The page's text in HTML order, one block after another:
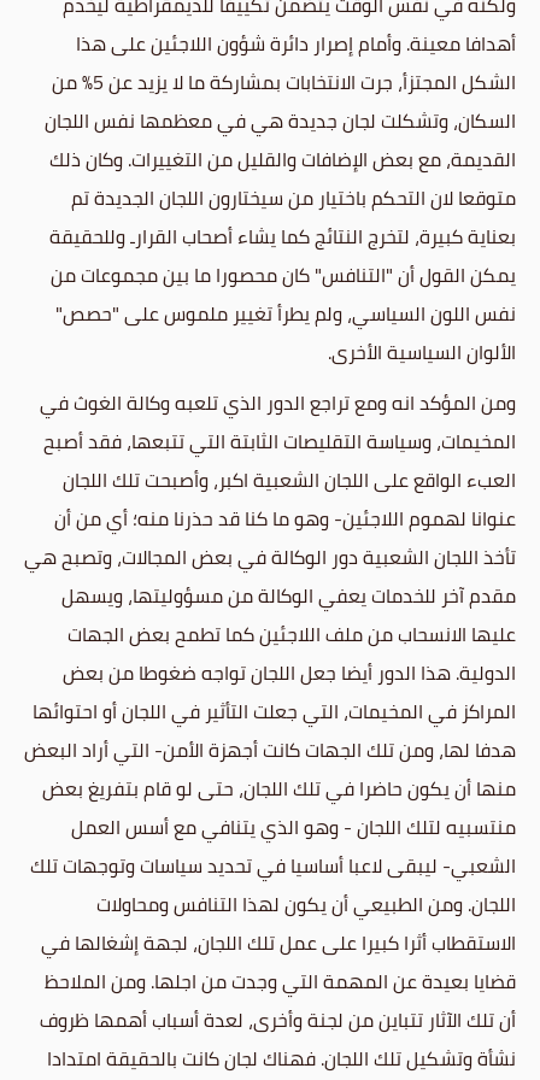
أهدافا معينة. وأمام إصرار دائرة شؤون اللاجئين على هذا
الشكل المجتزأ، جرت الانتخابات بمشاركة ما لا يزيد عن 5% من
السكان، وتشكلت لجان جديدة هي في معظمها نفس اللجان
القديمة، مع بعض الإضافات والقليل من التغييرات. وكان ذلك
متوقعا لان التحكم باختيار من سيختارون اللجان الجديدة تم
بعناية كبيرة، لتخرج النتائج كما يشاء أصحاب القرارـ وللحقيقة
يمكن القول أن "التنافس" كان محصورا ما بين مجموعات من
نفس اللون السياسي، ولم يطرأ تغيير ملموس على "حصص"
الألوان السياسية الأخرى.
ومن المؤكد انه ومع تراجع الدور الذي تلعبه وكالة الغوث في
المخيمات، وسياسة التقليصات الثابتة التي تتبعها، فقد أصبح
العبء الواقع على اللجان الشعبية اكبر، وأصبحت تلك اللجان
عنوانا لهموم اللاجئين- وهو ما كنا قد حذرنا منه؛ أي من أن
تأخذ اللجان الشعبية دور الوكالة في بعض المجالات، وتصبح هي
مقدم آخر للخدمات يعفي الوكالة من مسؤوليتها، ويسهل
عليها الانسحاب من ملف اللاجئين كما تطمح بعض الجهات
الدولية. هذا الدور أيضا جعل اللجان تواجه ضغوطا من بعض
المراكز في المخيمات، التي جعلت التأثير في اللجان أو احتوائها
هدفا لها، ومن تلك الجهات كانت أجهزة الأمن- التي أراد البعض
منها أن يكون حاضرا في تلك اللجان، حتى لو قام بتفريغ بعض
منتسبيه لتلك اللجان - وهو الذي يتنافي مع أسس العمل
الشعبي- ليبقى لاعبا أساسيا في تحديد سياسات وتوجهات تلك
اللجان. ومن الطبيعي أن يكون لهذا التنافس ومحاولات
الاستقطاب أثرا كبيرا على عمل تلك اللجان، لجهة إشغالها في
قضايا بعيدة عن المهمة التي وجدت من اجلها. ومن الملاحظ
أن تلك الآثار تتباين من لجنة وأخرى، لعدة أسباب أهمها ظروف
نشأة وتشكيل تلك اللجان. فهناك لجان كانت بالحقيقة امتدادا